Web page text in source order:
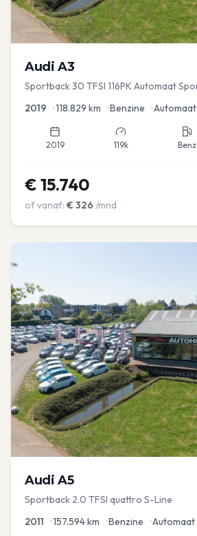
Audi A3
Sportback 30 TFSI 116PK Automaat
2019 •118.829 km •Benzine •Automaat
2019 119k Benz
€ 15.740
of vanaf: € 326 /mnd
Audi A5
Sportback 2.0 TFSI quattro S-Line
2011 •157.594km •Benzine •Automaat